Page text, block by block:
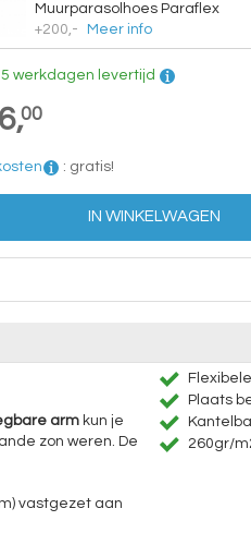
Muurparasolhoes Paraflex
+200,-
Meer info
werkdagen levertijd
00
: gratis!
IN WINKELWAGEN
armkun je
zon weren. De
vastgezet aan
Plaats
260gr/